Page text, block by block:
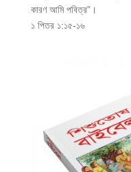
কারণ আমি পবিত্র”।
১ পিতর ১:১৫-১৬